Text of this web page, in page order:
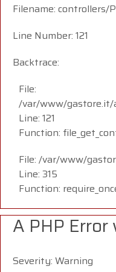
Filename: controllers/
Line Number: 121
Backtrace:
File:
/var/www/
Line: 121
Function:
File: /var/www/
Line: 315
Function:
A PHP
Severity: Warning